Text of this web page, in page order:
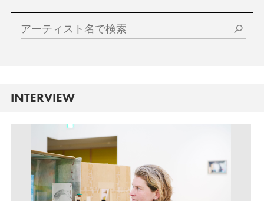
INTERVIEW